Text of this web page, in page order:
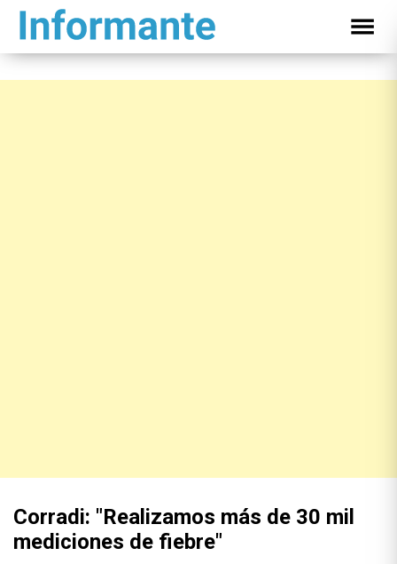
Corradi: "Realizamos más de 30 mil
mediciones de fiebre"